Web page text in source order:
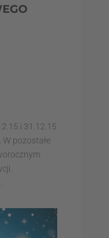
i 31.12.15
pozostałe